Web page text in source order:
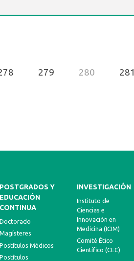
279 280 281
POSTGRADOS Y
EDUCACIÓN
CONTINUA
Doctorado
Magísteres
Postítulos Médicos
Postítulos
INVESTIGACIÓN
Instituto de
Ciencias e
Innovación en
Medicina (ICIM)
Comité Ético
Científico (CEC)